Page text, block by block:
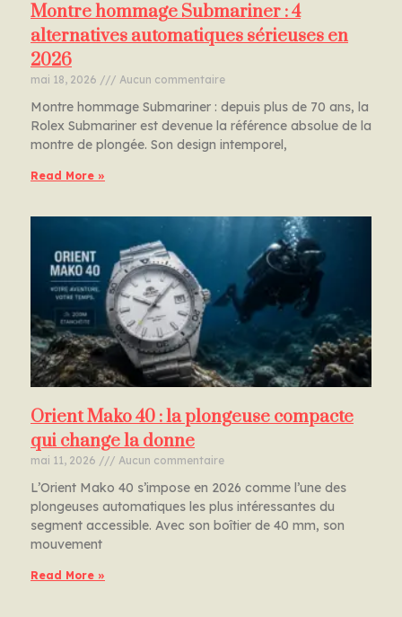
Montre hommage Submariner : 4
alternatives automatiques sérieuses en
2026
mai 18, 2026 Aucun commentaire
Montre hommage Submariner : depuis plus de 70 ans, la
Rolex Submariner est devenue la référence absolue de la
montre de plongée. Son design intemporel,
Read More »
Orient Mako 40 : la plongeuse compacte
qui change la donne
mai 11, 2026 Aucun commentaire
L’Orient Mako 40 s’impose en 2026 comme l’une des
plongeuses automatiques les plus intéressantes du
segment accessible. Avec son boîtier de 40 mm, son
mouvement
Read More »